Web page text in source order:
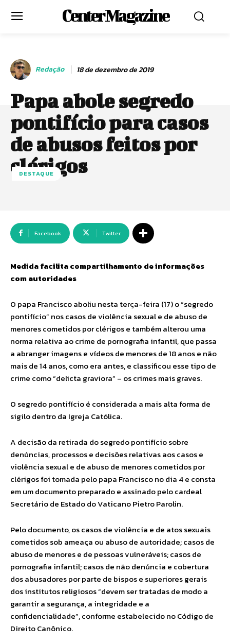
Center Magazine
Redação 18 de dezembro de 2019
Papa abole segredo
pontifício para casos
de abusos feitos por
clérigos
DESTAQUE
Facebook Twitter
Medida facilita compartilhamento de informações
com autoridades
O papa Francisco aboliu nesta terça-feira (17) o “segredo
pontifício” nos casos de violência sexual e de abuso de
menores cometidos por clérigos e também alterou uma
norma relativa ao crime de pornografia infantil, que passa
a abranger imagens e vídeos de menores de 18 anos e não
mais de 14 anos, como era antes, e classificou esse tipo de
crime como “delicta graviora” – os crimes mais graves.
O segredo pontifício é considerada a mais alta forma de
sigilo dentro da Igreja Católica.
A decisão da retirada do segredo pontifício sobre
denúncias, processos e decisões relativas aos casos e
violência sexual e de abuso de menores cometidos por
clérigos foi tomada pelo papa Francisco no dia 4 e consta
em um documento preparado e assinado pelo cardeal
Secretário de Estado do Vaticano Pietro Parolin.
Pelo documento, os casos de violência e de atos sexuais
cometidos sob ameaça ou abuso de autoridade; casos de
abuso de menores e de pessoas vulneráveis; casos de
pornografia infantil; casos de não denúncia e cobertura
dos abusadores por parte de bispos e superiores gerais
dos institutos religiosos “devem ser tratadas de modo a
garantir a segurança, a integridade e a
confidencialidade”, conforme estabelecido no Código de
Direito Canônico.